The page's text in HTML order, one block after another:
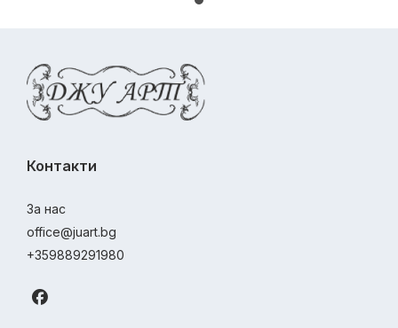
Контакти
За нас
office@juart.bg
+359889291980